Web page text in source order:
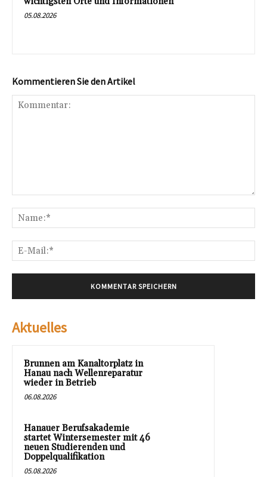
05.08.2026
Kommentieren Sie den Artikel
Aktuelles
Brunnen am Kanaltorplatz in
Hanau nach Wellenreparatur
wieder in Betrieb
06.08.2026
Hanauer Berufsakademie
startet Wintersemester mit 46
neuen Studierenden und
Doppelqualifikation
05.08.2026